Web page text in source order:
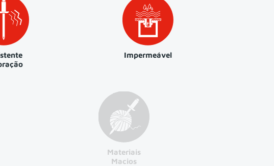
Impermeável
Materiais
Macios